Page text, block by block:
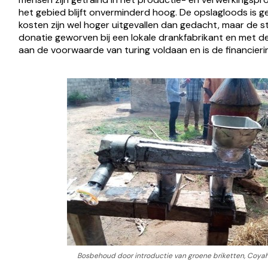
het gebied blijft onverminderd hoog. De opslagloods is
kosten zijn wel hoger uitgevallen dan gedacht, maar de
donatie geworven bij een lokale drankfabrikant en met
aan de voorwaarde van turing voldaan en is de
Bosbehoud door introductie van groene briketten,